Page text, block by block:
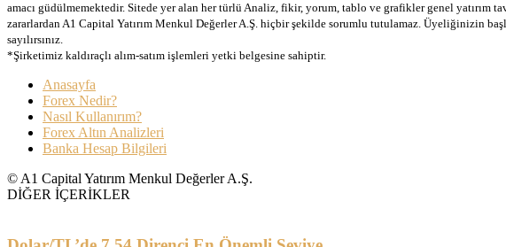
amacı güdülmemektedir. Sitede yer alan her türlü Analiz, fikir, yorum, tablo ve grafikler genel
zararlardan A1 Capital Yatırım Menkul Değerler A.Ş. hiçbir şekilde sorumlu tutulamaz. Üyeliğinizin
sayılırsınız.
*Şirketimiz kaldıraçlı alım-satım işlemleri yetki belgesine sahiptir.
Anasayfa
Forex Nedir?
Nasıl Kullanırım?
Forex Altın Analizleri
Banka Hesap Bilgileri
© A1 Capital Yatırım Menkul Değerler A.Ş.
DİĞER İÇERİKLER